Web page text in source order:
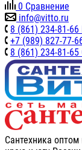
0 Сравнение
info@vitto.ru
8 (861) 234-81-
+7 (989) 827-77-
8 (861) 234-81-
Сантехника